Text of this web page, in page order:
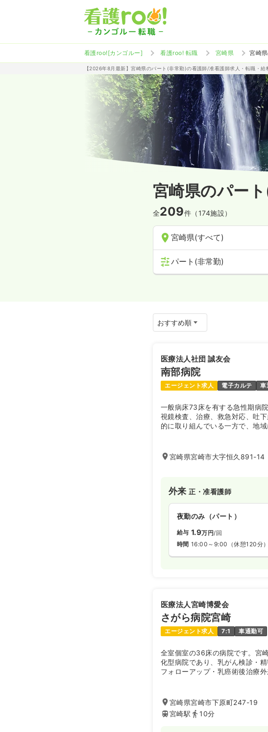
看護roo![カンゴルー] 看護roo! 転職 宮崎県 宮崎
【2026年8月最新】宮崎県のパート(非常勤)の看護師/准看護師求人・転職・給
宮崎県のパー
全209件（174施設）
宮崎県(すべて)
パート(非常勤)
医療法人社団 誠友会
南部病院
エージェント求人 電子カルテ 車
一般病床73床を有する急性期病
視鏡検査、治療、救急対応、吐
的に取り組んでいる一方で、地
も力を入れており、地域医療への
す。
宮崎県宮崎市大字恒久891-14
外来正・准看護師
夜勤のみ（パート）
給与 1.9万円/回
時間 16:00～9:00 （休憩120分）
医療法人宮崎博愛会
さがら病院宮崎
エージェント求人 7:1 車通勤可
全室個室の36床の病院です。宮
化型病院であり、乳がん検診・
フォローアップ・乳癌術後治療
して不安なことをDNAレベルで
た日本医療機能評価機構認定病
り、社団法人日本外科学会より日
宮崎県宮崎市下原町247-19
宮崎駅
10分